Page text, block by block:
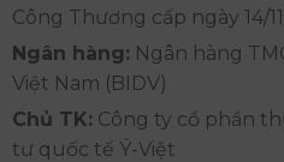
Công Thương cấp ngày 14/
Ngân hàng: Ngân hàng
Việt Nam (BIDV)
Chủ TK: Công ty cổ phần
tư quốc tế Ý-Việt